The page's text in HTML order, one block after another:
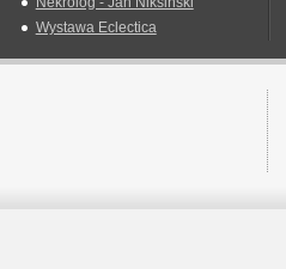
Wystawa Eclectica